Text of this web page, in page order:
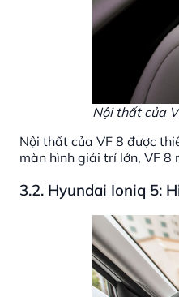
Nội thất của
Nội thất của VF 8 được
màn hình giải trí lớn, VF
3.2. Hyundai Ioniq 5: